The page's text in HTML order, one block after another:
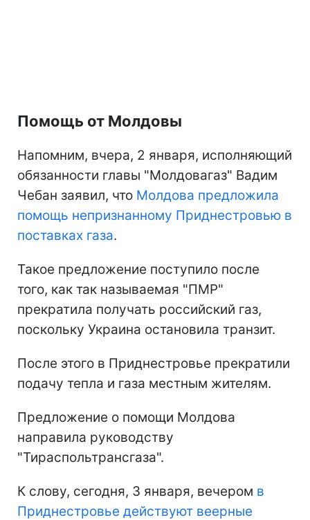
Помощь от Молдовы
Напомним, вчера, 2 января, исполняющий
обязанности главы "Молдовагаз" Вадим
Чебан заявил, что Молдова предложила
помощь непризнанному Приднестровью в
поставках газа.
Такое предложение поступило после
того, как так называемая "ПМР"
прекратила получать российский газ,
поскольку Украина остановила транзит.
После этого в Приднестровье прекратили
подачу тепла и газа местным жителям.
Предложение о помощи Молдова
направила руководству
"Тираспольтрансгаза".
К слову, сегодня, 3 января, вечером в
Приднестровье действуют веерные